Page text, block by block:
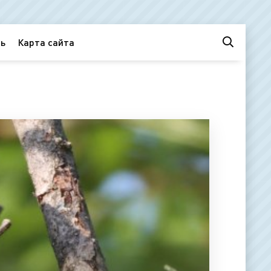
Карта сайта